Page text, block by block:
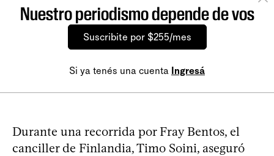
Nuestro periodismo depende de vos
Suscribite por $255/mes
Si ya tenés una cuenta Ingresá
Durante una recorrida por Fray Bentos, el
canciller de Finlandia, Timo Soini, aseguró